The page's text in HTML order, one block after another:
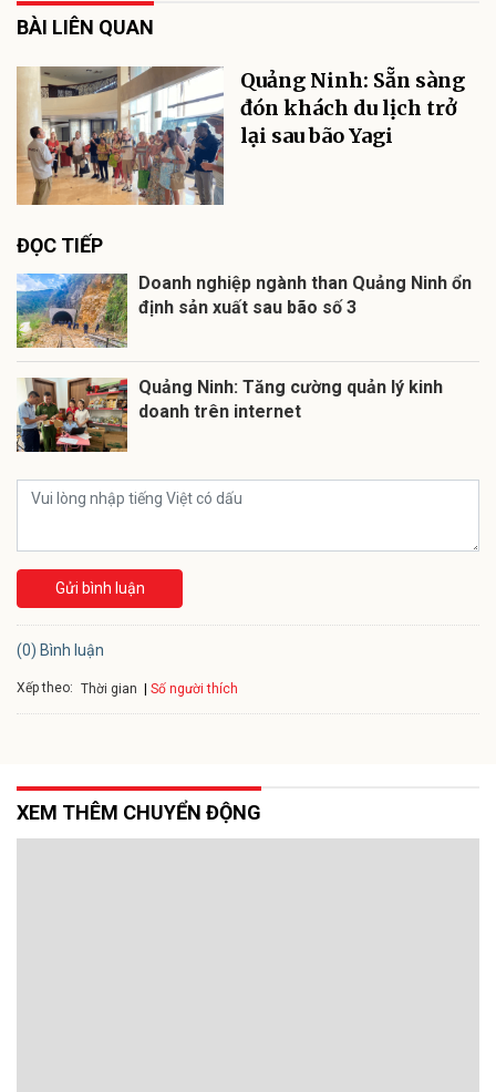
BÀI LIÊN QUAN
Quảng Ninh: Sẵn sàng
đón khách du lịch trở
lại sau bão Yagi
ĐỌC TIẾP
Doanh nghiệp ngành than Quảng Ninh ổn
định sản xuất sau bão số 3
Quảng Ninh: Tăng cường quản lý kinh
doanh trên internet
Gửi bình luận
(0) Bình luận
Xếp theo: Thời gian Số người thích
XEM THÊM CHUYỂN ĐỘNG